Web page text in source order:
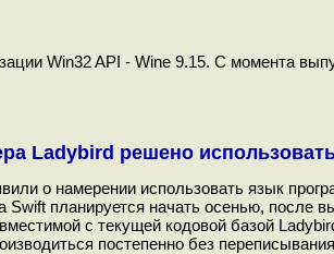
Win32 API - Wine 9.15. С момента
Ladybird решено
о намерении использовать язык
Swift планируется начать осенью, после
с текущей кодовой базой
постепенно без